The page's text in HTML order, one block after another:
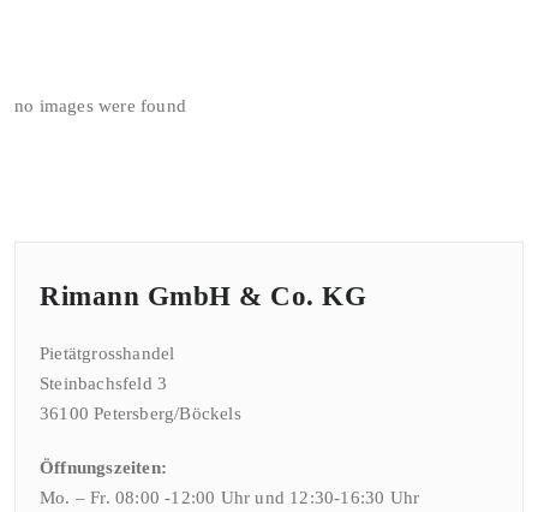
no images were found
Rimann GmbH & Co. KG
Pietätgrosshandel
Steinbachsfeld 3
36100 Petersberg/Böckels
Öffnungszeiten:
Mo. – Fr. 08:00 -12:00 Uhr und 12:30-16:30 Uhr